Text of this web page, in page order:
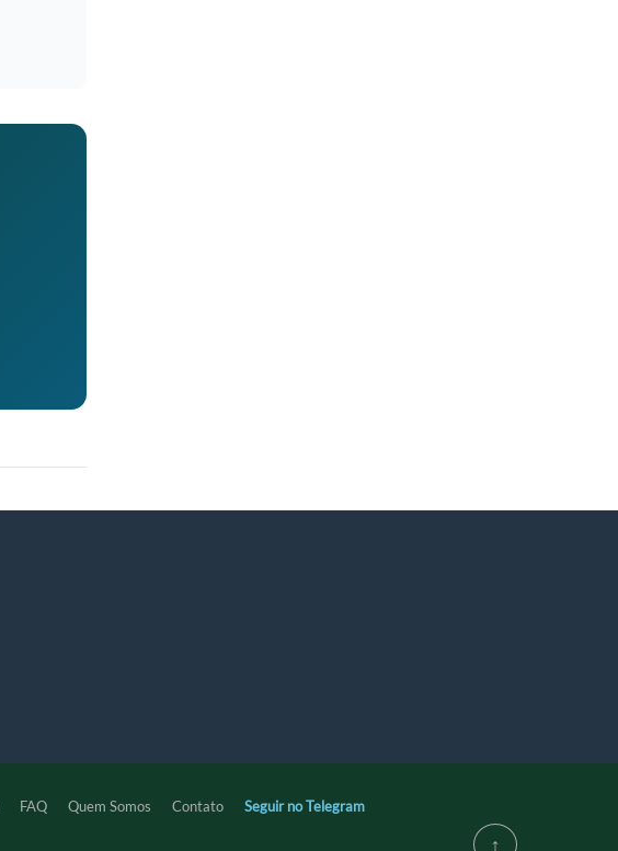
FAQ Quem Somos Contato Seguir no Telegram
↑